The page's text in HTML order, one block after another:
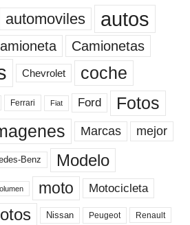
automoviles autos
Camionetas
Chevrolet coche
Ferrari Fiat Ford Fotos
Marcas mejor
Benz Modelo
moto Motocicleta
Nissan Peugeot Renault